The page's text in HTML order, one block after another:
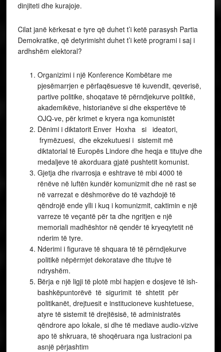
dinjiteti dhe kurajoje.
Cilat janë kërkesat e tyre që duhet t’i ketë parasysh Partia
Demokratike, që detyrimisht duhet t’i ketë programi i saj i
ardhshëm elektoral?
Organizimi i një Konference Kombëtare me
pjesëmarrjen e përfaqësuesve të kuvendit, qeverisë,
partive politike, shoqatave të përndjekurve politikë,
akademikëve, historianëve si dhe ekspertëve të
OJQ-ve, për krimet e kryera nga komunistët
Dënimi i diktatorit Enver Hoxha si ideatori,
frymëzuesi, dhe ekzekutuesi i sistemit më
diktatorial të Europës Lindore dhe heqja e titujve dhe
medaljeve të akorduara gjatë pushtetit komunist.
Gjetja dhe rivarrosja e eshtrave të mbi 4000 të
rënëve në luftën kundër komunizmit dhe në rast se
në varrezat e dëshmorëve do të vazhdojë të
qëndrojë ende ylli i kuq i komunizmit, caktimin e një
varreze të veçantë për ta dhe ngritjen e një
memoriali madhështor në qendër të kryeqytetit në
nderim të tyre.
Nderimi i figurave të shquara të të përndjekurve
politikë nëpërmjet dekoratave dhe titujve të
ndryshëm.
Bërja e një ligji të plotë mbi hapjen e dosjeve të ish-
bashkëpuntorëvë të sigurimit të shtetit për
politikanët, drejtuesit e institucioneve kushtetuese,
atyre të sistemit të drejtësisë, të administratës
qëndrore apo lokale, si dhe të mediave audio-vizive
apo të shkruara, të shoqëruara nga lustracioni pa
asnjë përjashtim